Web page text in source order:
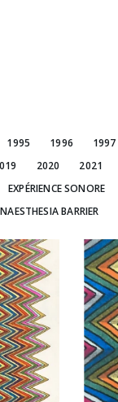
1995 1996 1997
2020 2021
EXPÉRIENCE SONORE
BARRIER